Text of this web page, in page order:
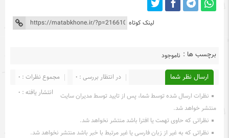
لینک کوتاه
برچسب ها : ناموجود
ارسال نظر شما مجموع نظرات : 0
در انتظار بررسی : 0
انتشار یافته : 0
نظرات ارسال شده توسط شما، پس از تایید توسط مدیران سایت
منتشر خواهد شد.
نظراتی که حاوی تهمت یا افترا باشد منتشر نخواهد شد.
نظراتی که به غیر از زبان فارسی یا غیر مرتبط با خبر باشد منتشر نخواهد شد.